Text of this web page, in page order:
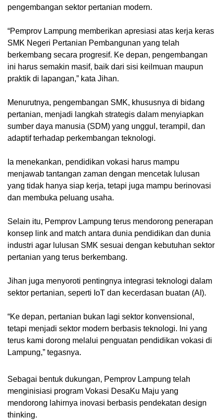
pengembangan sektor pertanian modern.
“Pemprov Lampung memberikan apresiasi atas kerja keras
SMK Negeri Pertanian Pembangunan yang telah
berkembang secara progresif. Ke depan, pengembangan
ini harus semakin masif, baik dari sisi keilmuan maupun
praktik di lapangan,” kata Jihan.
Menurutnya, pengembangan SMK, khususnya di bidang
pertanian, menjadi langkah strategis dalam menyiapkan
sumber daya manusia (SDM) yang unggul, terampil, dan
adaptif terhadap perkembangan teknologi.
Ia menekankan, pendidikan vokasi harus mampu
menjawab tantangan zaman dengan mencetak lulusan
yang tidak hanya siap kerja, tetapi juga mampu berinovasi
dan membuka peluang usaha.
Selain itu, Pemprov Lampung terus mendorong penerapan
konsep link and match antara dunia pendidikan dan dunia
industri agar lulusan SMK sesuai dengan kebutuhan sektor
pertanian yang terus berkembang.
Jihan juga menyoroti pentingnya integrasi teknologi dalam
sektor pertanian, seperti IoT dan kecerdasan buatan (AI).
“Ke depan, pertanian bukan lagi sektor konvensional,
tetapi menjadi sektor modern berbasis teknologi. Ini yang
terus kami dorong melalui penguatan pendidikan vokasi di
Lampung,” tegasnya.
Sebagai bentuk dukungan, Pemprov Lampung telah
menginisiasi program Vokasi DesaKu Maju yang
mendorong lahirnya inovasi berbasis pendekatan design
thinking.